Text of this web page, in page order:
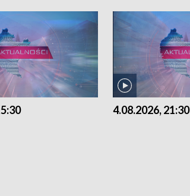
4.08.2026, 21:30